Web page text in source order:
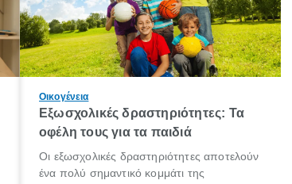
Οικογένεια
Εξωσχολικές δραστηριότητες: Τα
οφέλη τους για τα παιδιά
Οι εξωσχολικές δραστηριότητες αποτελούν
ένα πολύ σημαντικό κομμάτι της